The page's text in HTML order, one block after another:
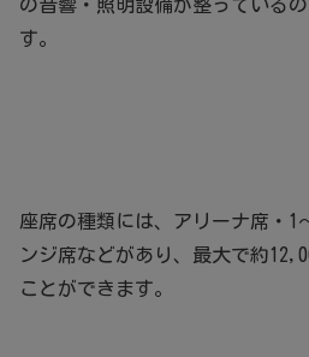
の音響・照明設備が整っている
す。
座席の種類には、アリーナ席・1
ンジ席などがあり、最大で約
ことができます。